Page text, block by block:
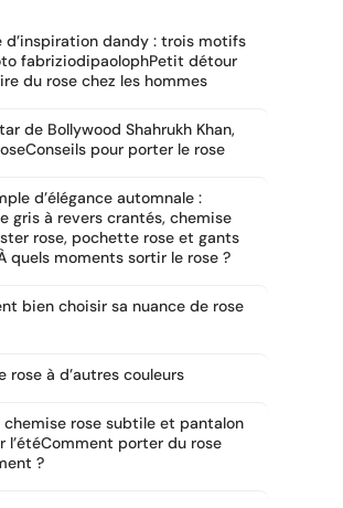
d’inspiration dandy : trois motifs
fabriziodipaolophPetit détour
du rose chez les hommes
de Bollywood Shahrukh Khan,
pour porter le rose
d’élégance automnale :
gris à revers crantés, chemise
rose, pochette rose et gants
quels moments sortir le rose ?
bien choisir sa nuance de rose
rose à d’autres couleurs
chemise rose subtile et pantalon
l’étéComment porter du rose
?